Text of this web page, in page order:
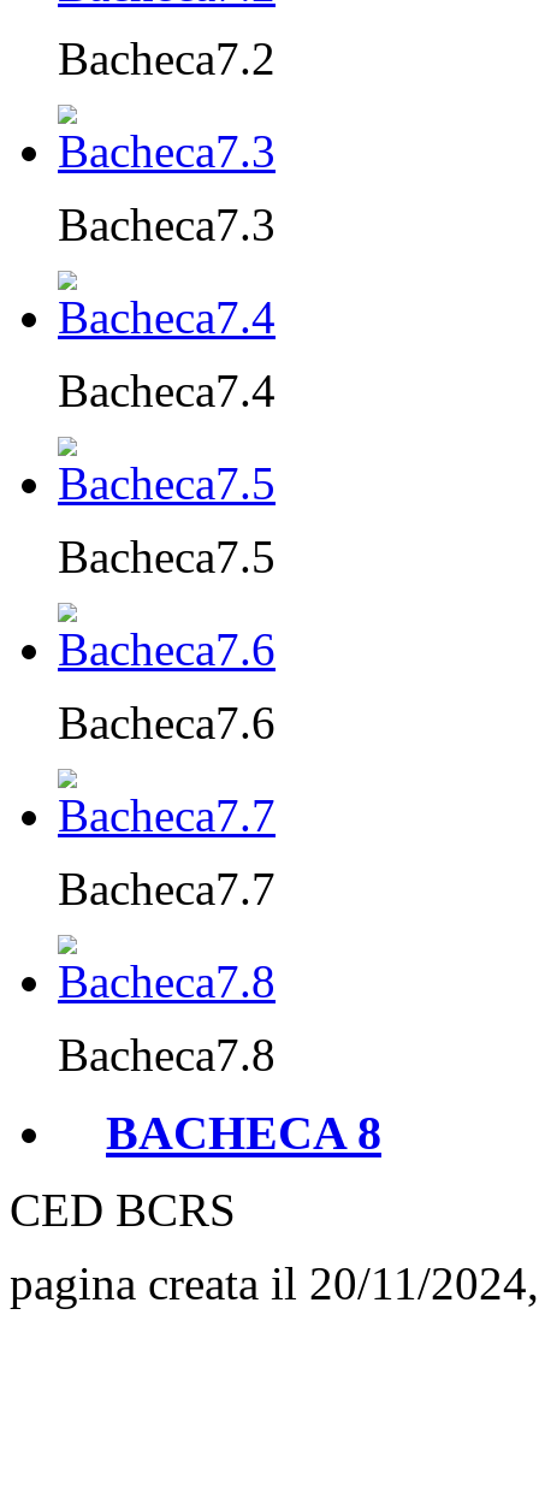
Bacheca7.2
Bacheca7.3
Bacheca7.4
Bacheca7.5
Bacheca7.6
Bacheca7.7
Bacheca7.8
BACHECA 8
CED BCRS
pagina creata il 20/11/